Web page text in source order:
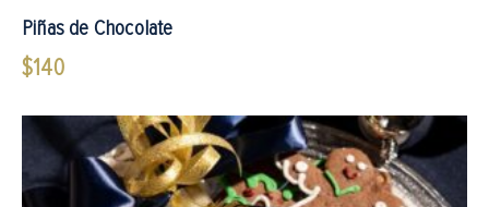
Piñas de Chocolate
$140